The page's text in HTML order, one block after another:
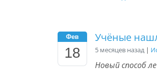
Фев
18
Учёные
5 месяцев назад |
Новый способ